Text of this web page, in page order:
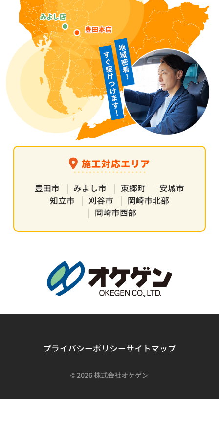
施工対応エリア
豊田市 みよし市 東郷町
安城市
知立市
刈谷市
岡崎市北部
岡崎市西部
プライバシーポリシーサイトマップ
©2026 株式会社オケゲン